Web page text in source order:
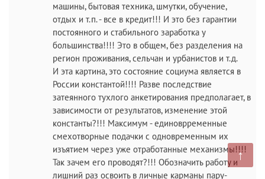
машины, бытовая техника, шмутки, обучение,
отдых и т.п. - все в кредит!!! И это без гарантии
постоянного и стабильного заработка у
большинства!!!! Это в общем, без разделения на
регион проживания, сельчан и урбанистов и т.д.
И эта картина, это состояние социума является в
России константой!!!! Разве последствие
затеянного тухлого анкетирования предполагает, в
зависимости от результатов, изменение этой
константы?!!! Максимум - единоврременные
смехотворные подачки с одновременным их
изъятием через уже отработанные механизмы!!!!
Так зачем его проводят?!!! Обозначить работу и
лишний раз освоить в личные карманы пару-
↑